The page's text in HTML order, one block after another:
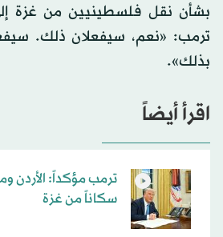
بشأن نقل فلسطينيين من غزة
ترمب: «نعم، سيفعلان ذلك.
بذلك».
اقرأ أيضاً
ترمب مؤكداً: الأردن
سكاناً من غزة